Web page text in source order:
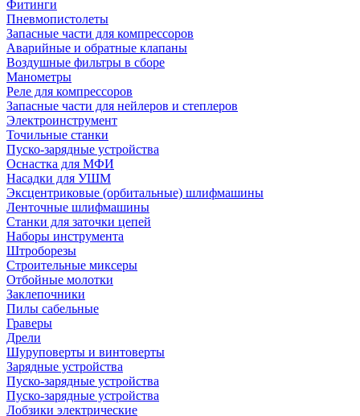
Фитинги
Пневмопистолеты
Запасные части для компрессоров
Аварийные и обратные клапаны
Воздушные фильтры в сборе
Манометры
Реле для компрессоров
Запасные части для нейлеров и степлеров
Электроинструмент
Точильные станки
Пуско-зарядные устройства
Оснастка для МФИ
Насадки для УШМ
Эксцентриковые (орбитальные) шлифмашины
Ленточные шлифмашины
Станки для заточки цепей
Наборы инструмента
Штроборезы
Строительные миксеры
Отбойные молотки
Заклепочники
Пилы сабельные
Граверы
Дрели
Шуруповерты и винтоверты
Зарядные устройства
Пуско-зарядные устройства
Пуско-зарядные устройства
Лобзики электрические